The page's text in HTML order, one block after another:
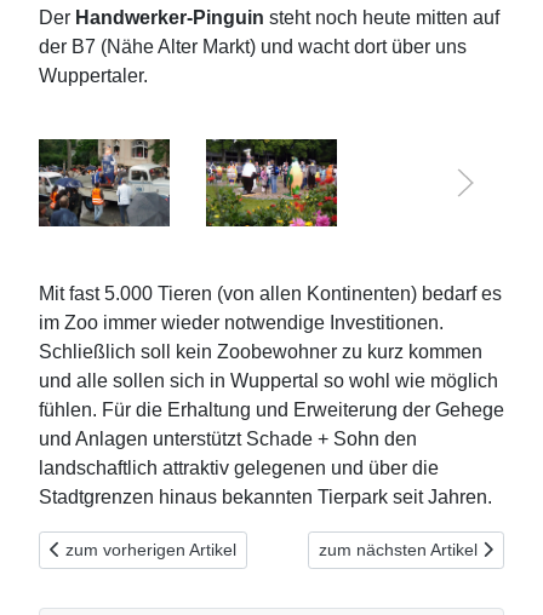
Der Handwerker-Pinguin steht noch heute mitten auf
der B7 (Nähe Alter Markt) und wacht dort über uns
Wuppertaler.
Mit fast 5.000 Tieren (von allen Kontinenten) bedarf es
im Zoo immer wieder notwendige Investitionen.
Schließlich soll kein Zoobewohner zu kurz kommen
und alle sollen sich in Wuppertal so wohl wie möglich
fühlen. Für die Erhaltung und Erweiterung der Gehege
und Anlagen unterstützt Schade + Sohn den
landschaftlich attraktiv gelegenen und über die
Stadtgrenzen hinaus bekannten Tierpark seit Jahren.
Vorheriger Beitrag: Wuppertaler Tafel – diese Hilfe kommt an!
zum vorherigen Artikel Nächster Beitrag: Neue
zum nächsten Artikel